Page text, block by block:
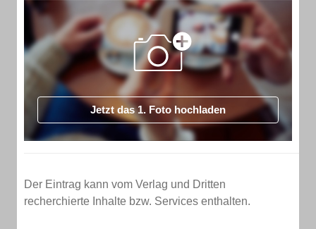
Jetzt das 1. Foto hochladen
Der Eintrag kann vom Verlag und Dritten
recherchierte Inhalte bzw. Services enthalten.